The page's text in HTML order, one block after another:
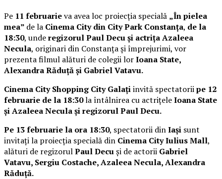
Pe 11 februarieva avea loc proiecția specială „În pielea
mea” de la Cinema City din City Park Constanța, de la
18:30, underegizorul Paul Decu și actrița Azaleea
Necula, originari din Constanța și împrejurimi, vor
prezenta filmul alături de colegii lorIoana State,
Alexandra Răduță și Gabriel Vatavu.
Cinema City Shopping City Galațiinvită spectatoriipe 12
februarie de la 18:30la întâlnirea cu actrițeleIoana State
și Azaleea Necula și regizorul Paul Decu.
Pe 13 februarie la ora 18:30, spectatorii dinIași sunt
invitați la proiecția specială din Cinema City Iulius Mall,
alături de regizorulPaul Decuși de actorii Gabriel
Vatavu, Sergiu Costache, Azaleea Necula, Alexandra
Răduță.